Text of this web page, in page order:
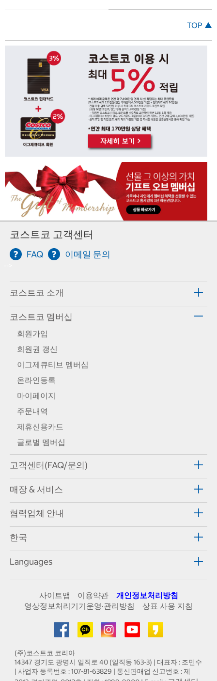
TOP ▲
코스트코 고객센터
FAQ 이메일 문의
코스트코 소개
코스트코 멤버십
회원가입
회원권 갱신
이그제큐티브 멤버십
온라인등록
마이페이지
주문내역
제휴신용카드
글로벌 멤버십
고객센터(FAQ/문의)
매장 & 서비스
협력업체 안내
한국
Languages
사이트맵 이용약관
개인정보처리방침
영상정보처리기기운영·관리방침
상표 사용 지침
(주)코스트코 코리아
14347 경기도 광명시 일직로 40 (일직동 163-3) | 대표자 : 조민수
| 사업자 등록번호 : 107-81-63829 | 통신판매업 신고번호 : 제